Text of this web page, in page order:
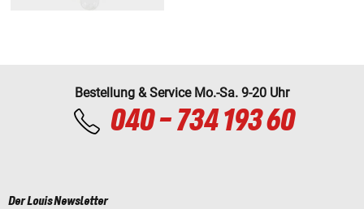
Bestellung & Service Mo.-Sa. 9-20 Uhr
040 - 734 193 60
Der Louis Newsletter